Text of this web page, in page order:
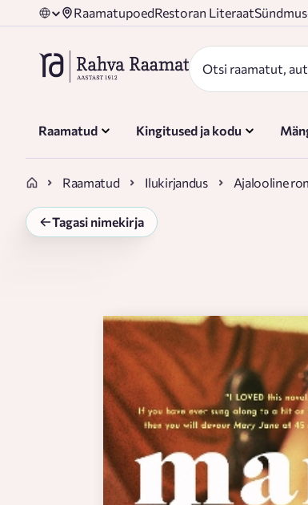
RaamatupoedRestoran Literaat
Raamatud Kingitused ja kodu
Raamatud Ilukirjandus Ajalooline
Tagasi nimekirja